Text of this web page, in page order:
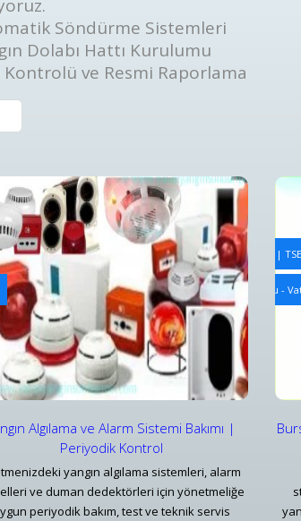
Söndürme Sistemleri
Dolabı Hattı Kurulumu
ve Resmi Raporlama
Algılama ve Alarm Sistemi Bakımı |
Periyodik Kontrol
yangın algılama sistemleri, alarm
ve duman dedektörleri için yönetmeliğe
periyodik bakım, test ve teknik servis
Mekanik Yangın Tesisatı Bakım ve Periyodik Kontrolleri |
Bursa Mekanik Yangın Tesisatı ve Yangın Hattı Kurulumu -
Detaylar